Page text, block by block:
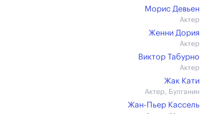
Морис Девьен
Актер
Женни Дория
Актер
Виктор Табурно
Актер
Жак Кати
Актер, Булганин
Жан-Пьер Кассель